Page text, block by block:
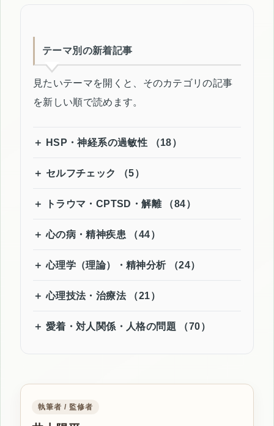
テーマ別の新着記事
見たいテーマを開くと、そのカテゴリの記事
を新しい順で読めます。
HSP・神経系の過敏性 （18）
セルフチェック （5）
トラウマ・CPTSD・解離 （84）
心の病・精神疾患 （44）
心理学（理論）・精神分析 （24）
心理技法・治療法 （21）
愛着・対人関係・人格の問題 （70）
執筆者 / 監修者